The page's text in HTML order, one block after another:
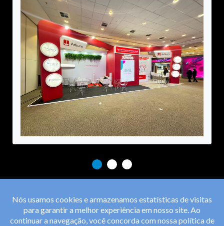
Nós usamos cookies e armazenamos estatísticas de visitas
para garantir a melhor experiência em nosso site. Ao
continuar a navegação, você concorda com nossa política de